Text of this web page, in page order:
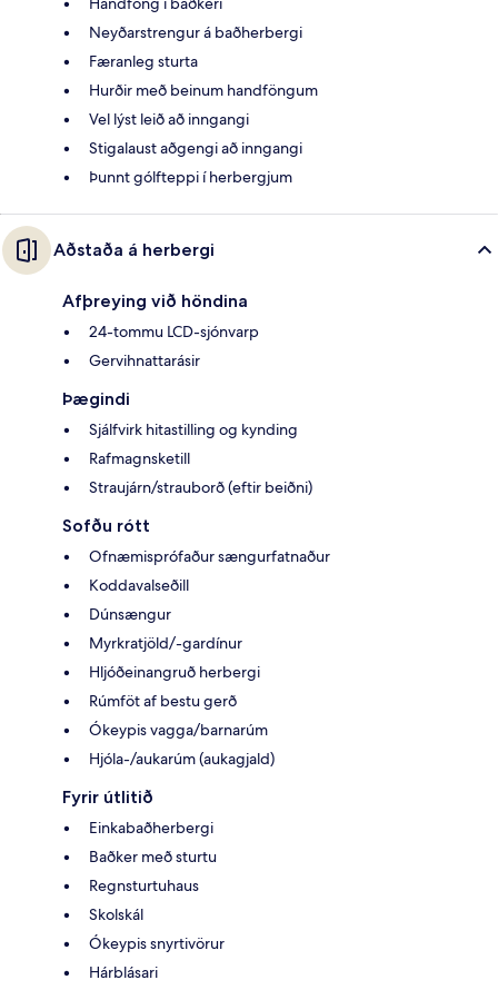
Neyðarstrengur á baðherbergi
Færanleg sturta
Hurðir með beinum handföngum
Vel lýst leið að inngangi
Stigalaust aðgengi að inngangi
Þunnt gólfteppi í herbergjum
Aðstaða á herbergi
Afþreying við höndina
24-tommu LCD-sjónvarp
Gervihnattarásir
Þægindi
Sjálfvirk hitastilling og kynding
Rafmagnsketill
Straujárn/strauborð (eftir beiðni)
Sofðu rótt
Ofnæmisprófaður sængurfatnaður
Koddavalseðill
Dúnsængur
Myrkratjöld/-gardínur
Hljóðeinangruð herbergi
Rúmföt af bestu gerð
Ókeypis vagga/barnarúm
Hjóla-/aukarúm (aukagjald)
Fyrir útlitið
Einkabaðherbergi
Baðker með sturtu
Regnsturtuhaus
Skolskál
Ókeypis snyrtivörur
Hárblásari